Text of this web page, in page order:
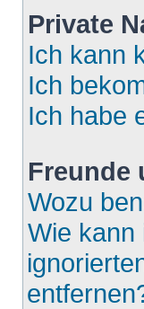
Private
Ich kann
Ich
Ich habe
Freunde
Wozu
Wie kann